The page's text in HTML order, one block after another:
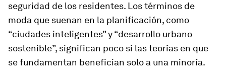
seguridad de los residentes. Los términos de
moda que suenan en la planificación, como
“ciudades inteligentes” y “desarrollo urbano
sostenible”, significan poco si las teorías en que
se fundamentan benefician solo a una minoría.